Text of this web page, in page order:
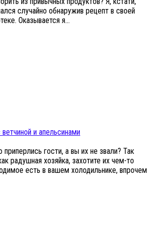
случайно обнаружив рецепт в своей
Оказывается я...
и апельсинами
гости, а вы их не звали? Так
радушная хозяйка, захотите их чем-то
есть в вашем холодильнике, впрочем